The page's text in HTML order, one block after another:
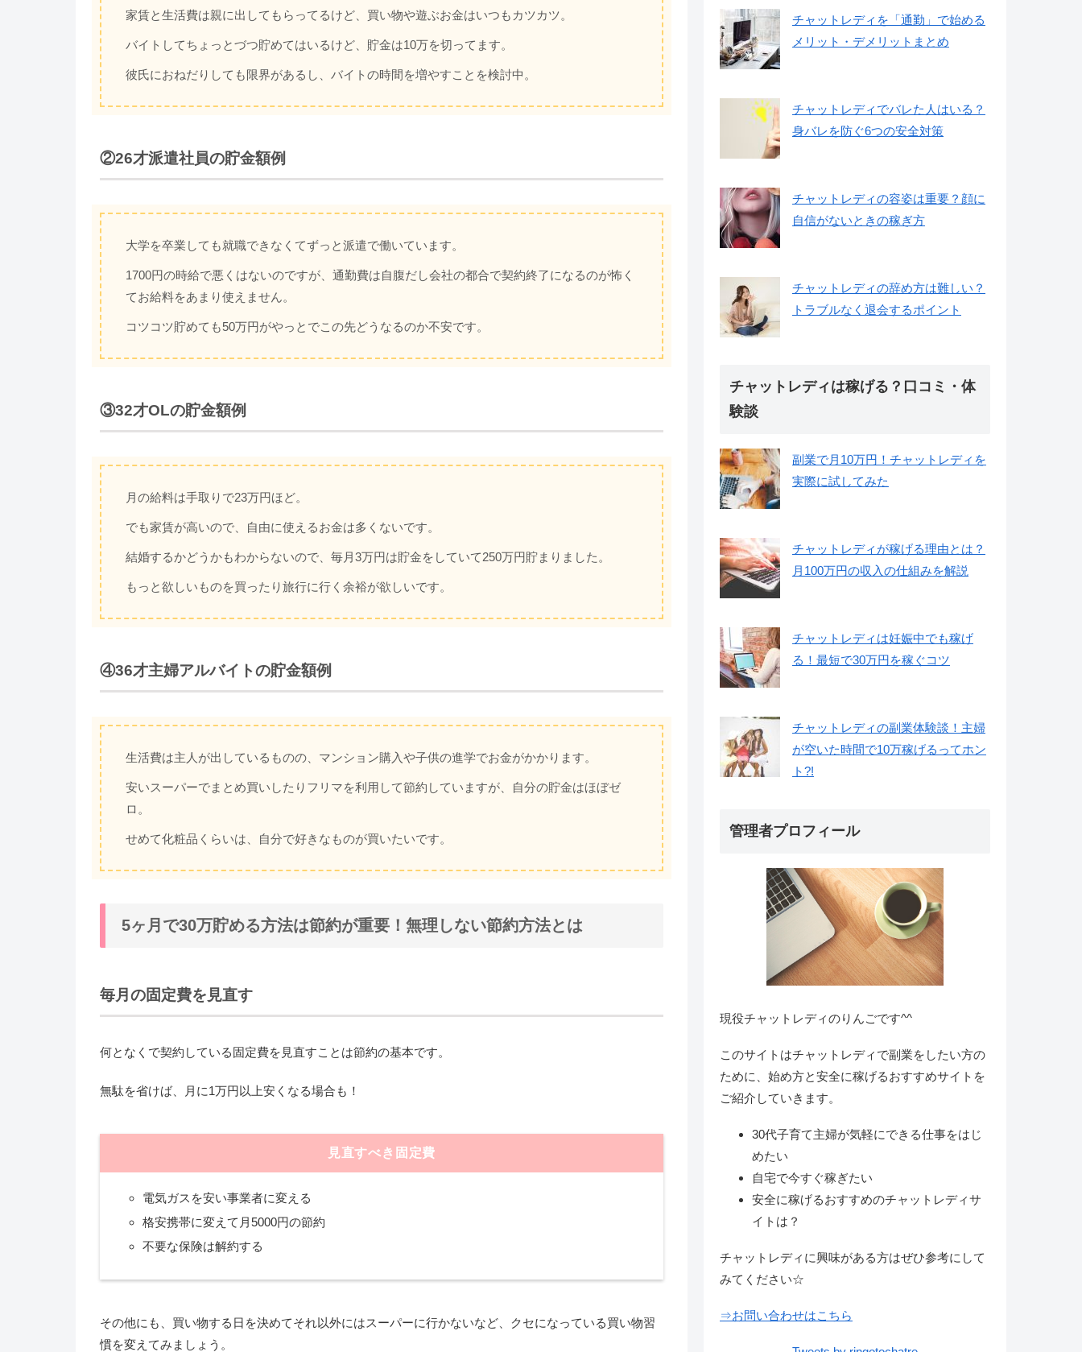
家賃と生活費は親に出してもらってるけど、買い物や遊ぶお金はいつもカツカツ。
バイトしてちょっとづつ貯めてはいるけど、貯金は10万を切ってます。
彼氏におねだりしても限界があるし、バイトの時間を増やすことを検討中。
②26才派遣社員の貯金額例
大学を卒業しても就職できなくてずっと派遣で働いています。
1700円の時給で悪くはないのですが、通勤費は自腹だし会社の都合で契約終了になるのが怖く
てお給料をあまり使えません。
コツコツ貯めても50万円がやっとでこの先どうなるのか不安です。
③32才OLの貯金額例
月の給料は手取りで23万円ほど。
でも家賃が高いので、自由に使えるお金は多くないです。
結婚するかどうかもわからないので、毎月3万円は貯金をしていて250万円貯まりました。
もっと欲しいものを買ったり旅行に行く余裕が欲しいです。
④36才主婦アルバイトの貯金額例
生活費は主人が出しているものの、マンション購入や子供の進学でお金がかかります。
安いスーパーでまとめ買いしたりフリマを利用して節約していますが、自分の貯金はほぼゼ
ロ。
せめて化粧品くらいは、自分で好きなものが買いたいです。
5ヶ月で30万貯める方法は節約が重要！無理しない節約方法とは
毎月の固定費を見直す
何となくで契約している固定費を見直すことは節約の基本です。
無駄を省けば、月に1万円以上安くなる場合も！
見直すべき固定費
電気ガスを安い事業者に変える
格安携帯に変えて月5000円の節約
不要な保険は解約する
その他にも、買い物する日を決めてそれ以外にはスーパーに行かないなど、クセになっている買い物習
慣を変えてみましょう。
チャットレディを「通勤」で始める
メリット・デメリットまとめ
チャットレディでバレた人はいる？
身バレを防ぐ6つの安全対策
チャットレディの容姿は重要？顔に
自信がないときの稼ぎ方
チャットレディの辞め方は難しい？
トラブルなく退会するポイント
チャットレディは稼げる？口コミ・体
験談
副業で月10万円！チャットレディを
実際に試してみた
チャットレディが稼げる理由とは？
月100万円の収入の仕組みを解説
チャットレディは妊娠中でも稼げ
る！最短で30万円を稼ぐコツ
チャットレディの副業体験談！主婦
が空いた時間で10万稼げるってホン
ト?!
管理者プロフィール
現役チャットレディのりんごです^^
このサイトはチャットレディで副業をしたい方の
ために、始め方と安全に稼げるおすすめサイトを
ご紹介していきます。
30代子育て主婦が気軽にできる仕事をはじ
めたい
自宅で今すぐ稼ぎたい
安全に稼げるおすすめのチャットレディサ
イトは？
チャットレディに興味がある方はぜひ参考にして
みてください☆
⇒お問い合わせはこちら